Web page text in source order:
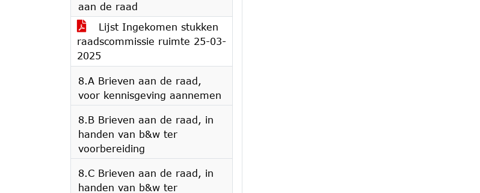
aan de raad
Lijst Ingekomen stukken
raadscommissie ruimte 25-03-
2025
8.A Brieven aan de raad,
voor kennisgeving aannemen
8.B Brieven aan de raad, in
handen van b&w ter
voorbereiding
8.C Brieven aan de raad, in
handen van b&w ter